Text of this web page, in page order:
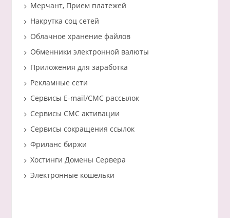
Мерчант, Прием платежей
Накрутка соц сетей
Облачное хранение файлов
Обменники электронной валюты
Приложения для заработка
Рекламные сети
Сервисы E-mail/СМС рассылок
Сервисы СМС активации
Сервисы сокращения ссылок
Фриланс биржи
Хостинги Домены Сервера
Электронные кошельки